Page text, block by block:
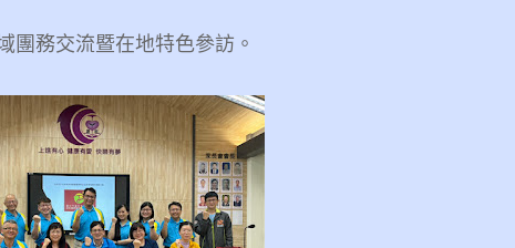
團務交流暨在地特色參訪。